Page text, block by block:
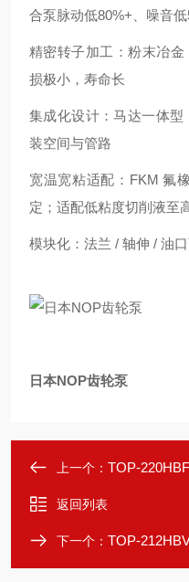
合泵脉动低80%+、噪音
精密转子加工：粉末冶
损极小，寿命长
集成化设计：马达一体
装空间与管路
宽温宽粘适配：FKM 氟
定；适配低粘度切削液至
模块化：法兰 / 轴伸 / 油
日本NOP齿轮泵
上一个： TOP-
返回列表
下一个： TOP-